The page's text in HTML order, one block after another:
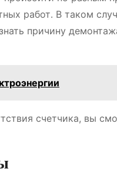
работ․ В таком
причину
счетчика, вы